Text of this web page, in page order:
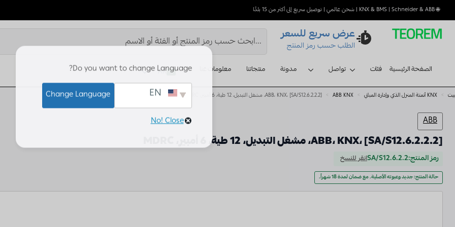
ABB
ABB، KNX، [SA/S12.6.2.2.2]، مشغل التبديل، 12 طية، 6 أمبير، MDRC
رمز المنتج:SA/S12.6.2.2انقر للنسخ
حالة المنتج: جديد وعبوته الأصلية. مع ضمان لمدة 18 شهراً.
بيت KNX أتمتة المنزل الذكي وإدارة المباني ABB KNX ABB، KNX، [SA/S12.6.2.2.2]، مشغل التبديل، 12 طية، 6 أمبير، MDRC
🌐 KNX & BMS | Schneider & ABB | شحن عالمي | توصيل سريع إلى أكثر من 15 بلدًا
عرض سريع للسعر
الطلب حسب رمز المنتج
الصفحة الرئيسية فئات تواصل مدونة منتجاتنا معلومات عنا
AR
TR
EN
Do you want to change Language?
Change Language
No! Close